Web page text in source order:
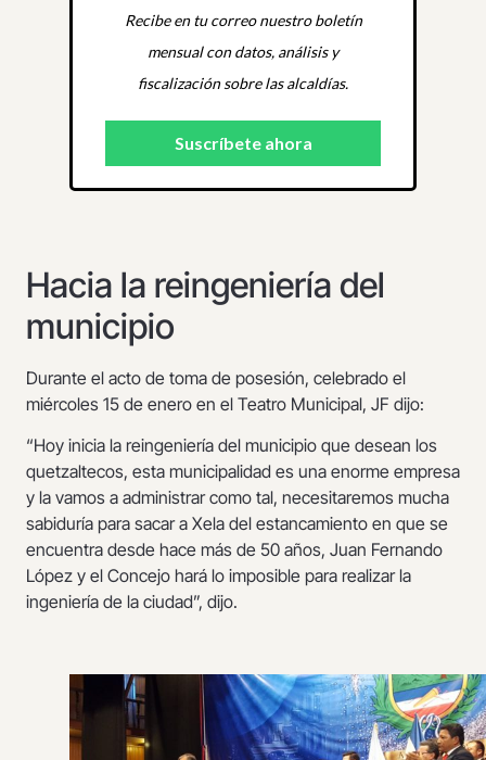
Recibe en tu correo nuestro boletín
mensual con datos, análisis y
fiscalización sobre las alcaldías.
Hacia la reingeniería del
municipio
Durante el acto de toma de posesión, celebrado el
miércoles 15 de enero en el Teatro Municipal, JF dijo:
“Hoy inicia la reingeniería del municipio que desean los
quetzaltecos, esta municipalidad es una enorme empresa
y la vamos a administrar como tal, necesitaremos mucha
sabiduría para sacar a Xela del estancamiento en que se
encuentra desde hace más de 50 años, Juan Fernando
López y el Concejo hará lo imposible para realizar la
ingeniería de la ciudad”, dijo.